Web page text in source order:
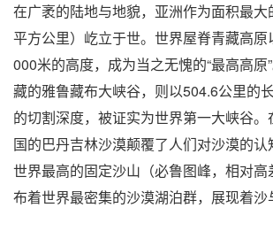
在广袤的陆地与地貌，亚洲作为面积最
平方公里）屹立于世。世界屋脊青藏高
000米的高度，成为当之无愧的“最高高原
藏的雅鲁藏布大峡谷，则以504.6公里的
的切割深度，被证实为世界第一大峡谷
国的巴丹吉林沙漠颠覆了人们对沙漠的
世界最高的固定沙山（必鲁图峰，相对
布着世界最密集的沙漠湖泊群，展现着沙